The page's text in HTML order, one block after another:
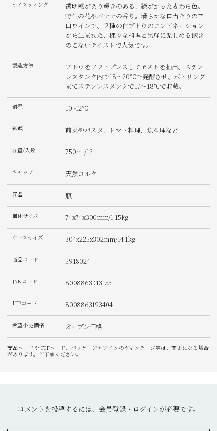
テイスティング
透明感があり輝きのある、緑がかった麦わら色。
野生の花やバナナの香り。滑らかな口当たりの辛
口ワインで、２種の白ブドウのコンビネーション
から生まれた、様々な料理と気軽に楽しめる飽き
のこないテイストで人気です。
製造方法
ブドウをソフトプレスしてモストを抽出。ステン
レスタンク内で18〜20℃で発酵させ、ボトリング
までステンレスタンクで17〜18℃で貯蔵。
適温 10~12℃
料理 前菜やパスタ、トマト料理、魚料理など
容量/入数 750ml/12
キャップ 天然コルク
容器 瓶
個体サイズ 74x74x300mm/1.15kg
ケースサイズ 304x225x302mm/14.1kg
商品コード 5918024
JANコード 8008863013153
ITFコード 8008863193404
希望小売価格 オープン価格
商品コードや ITFコード、パッケージやワインのヴィンテージ等は、変更になる場合
があります。ご了承ください。
コメントを投稿するには、会員登録・ログインが必要です。